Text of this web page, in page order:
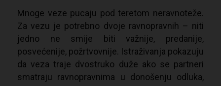
Mnoge veze pucaju pod teretom neravnoteže.
Za vezu je potrebno dvoje ravnopravnih – niti
jedno ne smije biti važnije, predanije,
posvećenije, požrtvovnije. Istraživanja pokazuju
da veza traje dvostruko duže ako se partneri
smatraju ravnopravnima u donošenju odluka,